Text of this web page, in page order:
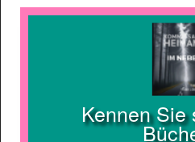
Kennen Sie